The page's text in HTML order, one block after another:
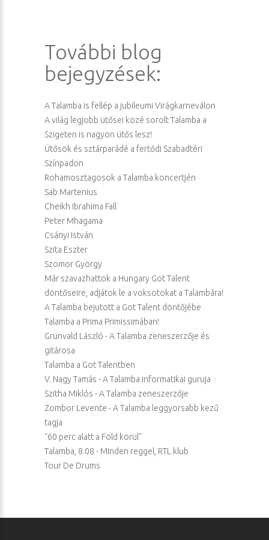
További blog
bejegyzések:
A Talamba is fellép a jubileumi Virágkarneválon
A világ legjobb ütősei közé sorolt Talamba a
Szigeten is nagyon ütős lesz!
Ütősök és sztárparádé a fertődi Szabadtéri
Színpadon
Rohamosztagosok a Talamba koncertjén
Sab Martenius
Cheikh Ibrahima Fall
Peter Mhagama
Csányi István
Szita Eszter
Szomor György
Már szavazhattok a Hungary Got Talent
döntőseire, adjátok le a voksotokat a Talambára!
A Talamba bejutott a Got Talent döntőjébe
Talamba a Prima Primissimában!
Grünvald László - A Talamba zeneszerzője és
gitárosa
Talamba a Got Talentben
V. Nagy Tamás - A Talamba informatikai guruja
Szitha Miklós - A Talamba zeneszerzője
Zombor Levente - A Talamba leggyorsabb kezű
tagja
"60 perc alatt a Föld körül"
Talamba, 8.08 - Minden reggel, RTL klub
Tour De Drums